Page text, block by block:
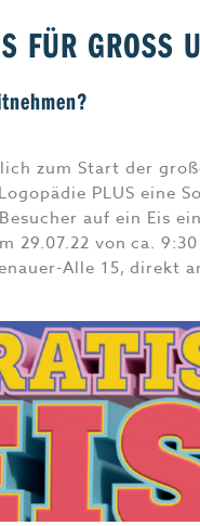
Liebe &
FÜR GROSS
zum Start der
PLUS eine
auf ein Eis
29.07.22 von ca.
Alle 15, direkt